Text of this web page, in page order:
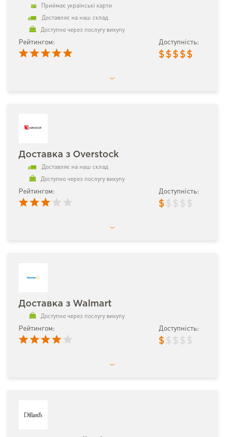
Приймає українські карти
Доставляє на наш склад
Доступно через послугу викупу
Рейтингом: Доступність:
$ $ $ $ $
Доставка з Overstock
Доставляє на наш склад
Доступно через послугу викупу
Рейтингом: Доступність:
$ $ $ $ $
Доставка з Walmart
Доступно через послугу викупу
Рейтингом: Доступність:
$ $ $ $ $